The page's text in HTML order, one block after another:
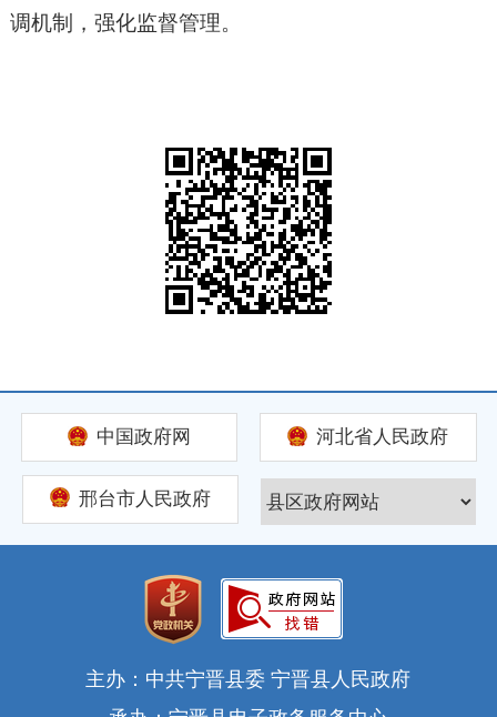
调机制，强化监督管理。
中国政府网 河北省人民政府
邢台市人民政府
主办：中共宁晋县委 宁晋县人民政府